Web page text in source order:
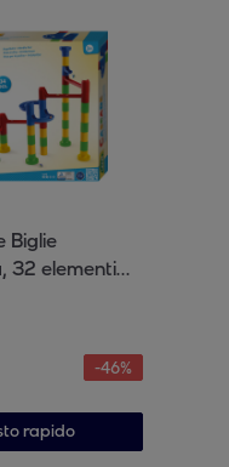
Biglie
32 elementi
in vetro
-46%
rapido